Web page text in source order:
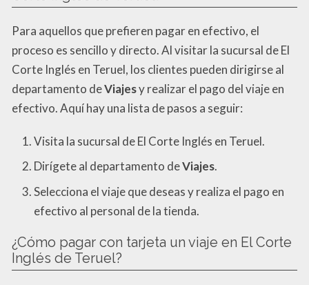
Para aquellos que prefieren pagar en efectivo, el
proceso es sencillo y directo. Al visitar la sucursal de El
Corte Inglés en Teruel, los clientes pueden dirigirse al
departamento deViajesy realizar el pago del viaje en
efectivo. Aquí hay una lista de pasos a seguir:
Visita la sucursal de El Corte Inglés en Teruel.
Dirígete al departamento deViajes.
Selecciona el viaje que deseas y realiza el pago en
efectivo al personal de la tienda.
¿Cómo pagar con tarjeta un viaje en El Corte
Inglés de Teruel?